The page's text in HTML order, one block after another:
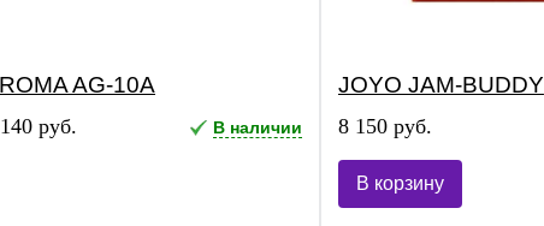
AG-10A
руб. В наличии
JOYO JAM-BUDDY
8 150 руб.
В корзину